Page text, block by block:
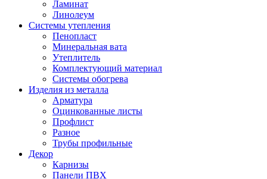
Ламинат
Линолеум
Системы утепления
Пенопласт
Минеральная вата
Утеплитель
Комплектующий материал
Системы обогрева
Изделия из металла
Арматура
Оцинкованные листы
Профлист
Разное
Трубы профильные
Декор
Карнизы
Панели ПВХ